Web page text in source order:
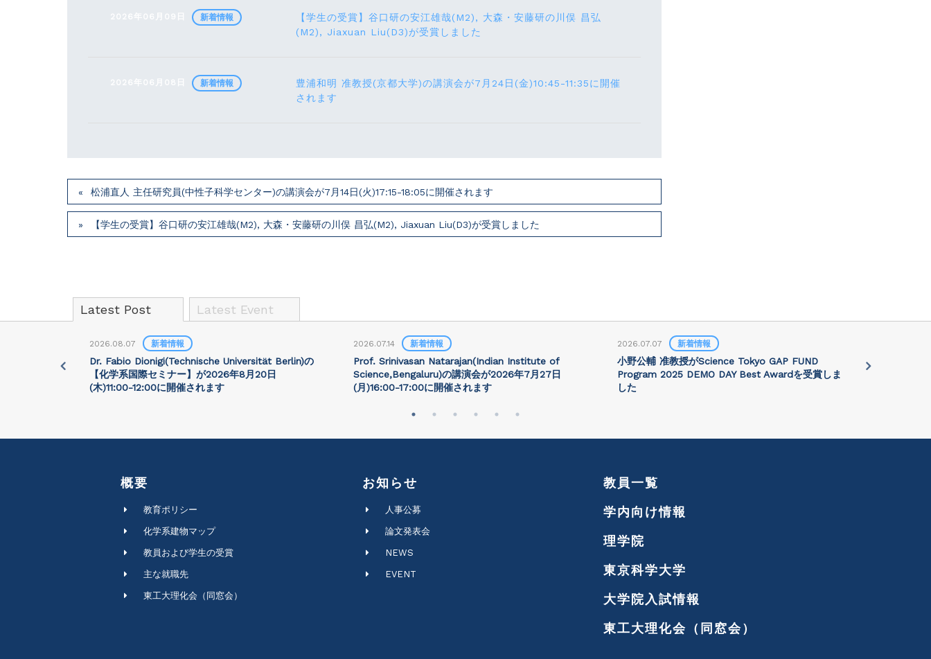
2026年06月09日
【学生の受賞】谷口研の安江雄哉(M2), 大森・安藤研の川俣 昌弘
(M2), Jiaxuan Liu(D3)が受賞しました
新着情報
2026年06月08日
豊浦和明 准教授(京都大学)の講演会が7月24⽇(⾦)10:45-11:35に開催
されます
新着情報
松浦直人 主任研究員(中性子科学センター)の講演会が7月14⽇(火)17:15-18:05に開催されます
【学生の受賞】谷口研の安江雄哉(M2), 大森・安藤研の川俣 昌弘(M2), Jiaxuan Liu(D3)が受賞しました
Latest Post Latest Event
2026.08.07 新着情報
Dr. Fabio Dionigi(Technische Universität Berlin)の
【化学系国際セミナー】が2026年8⽉20⽇
(⽊)11:00-12:00に開催されます
2026.07.14 新着情報
Prof. Srinivasan Natarajan(Indian Institute of
Science,Bengaluru)の講演会が2026年7月27⽇
(月)16:00-17:00に開催されます
2026.07.07 新着情報
小野公輔 准教授がScience Tokyo GAP FUND
Program 2025 DEMO DAY Best Awardを受賞しま
した
概要
教育ポリシー
化学系建物マップ
教員および学生の受賞
主な就職先
東工大理化会（同窓会）
お知らせ
人事公募
論文発表会
NEWS
EVENT
教員一覧
学内向け情報
理学院
東京科学大学
大学院入試情報
東工大理化会（同窓会）